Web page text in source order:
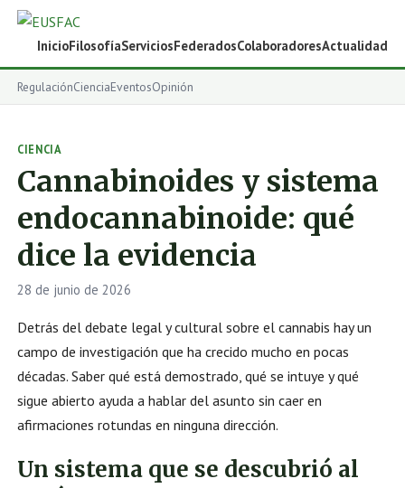
InicioFilosofíaServiciosFederadosColaboradoresActualidad
RegulaciónCienciaEventosOpinión
CIENCIA
Cannabinoides y sistema
endocannabinoide: qué
dice la evidencia
28 de junio de 2026
Detrás del debate legal y cultural sobre el cannabis hay un
campo de investigación que ha crecido mucho en pocas
décadas. Saber qué está demostrado, qué se intuye y qué
sigue abierto ayuda a hablar del asunto sin caer en
afirmaciones rotundas en ninguna dirección.
Un sistema que se descubrió al